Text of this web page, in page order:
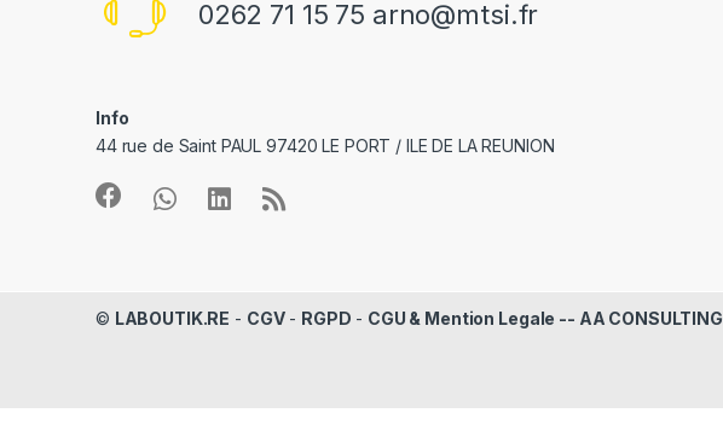
0262 71 15 75 arno@mtsi.fr
Info
44 rue de Saint PAUL 97420 LE PORT / ILE DE LA REUNION
© LABOUTIK.RE - CGV- RGPD - CGU & Mention Legale -- AA CONSULTING